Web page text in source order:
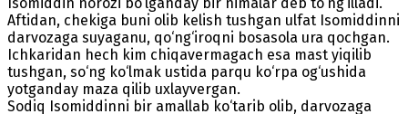
Aftidan, chekiga buni olib kelish tushgan ulfat Isomiddinni
darvozaga suyaganu, qo‘ng‘iroqni bosasola ura qochgan.
Ichkaridan hech kim chiqavermagach esa mast yiqilib
tushgan, so‘ng ko‘lmak ustida parqu ko‘rpa og‘ushida
yotganday maza qilib uxlayvergan.
Sodiq Isomiddinni bir amallab ko‘tarib olib, darvozaga